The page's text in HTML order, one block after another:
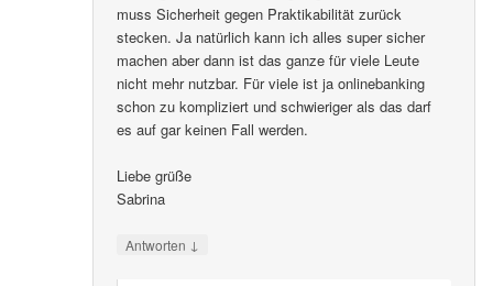
muss Sicherheit gegen Praktikabilität zurück
stecken. Ja natürlich kann ich alles super sicher
machen aber dann ist das ganze für viele Leute
nicht mehr nutzbar. Für viele ist ja onlinebanking
schon zu kompliziert und schwieriger als das darf
es auf gar keinen Fall werden.
Liebe grüße
Sabrina
Antworten ↓